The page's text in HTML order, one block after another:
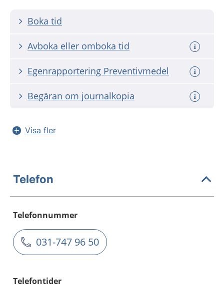
Boka tid
Avboka eller omboka tid
Egenrapportering Preventivmedel
Begäran om journalkopia
Visa fler
Telefon
Telefonnummer
031-747 96 50
Telefontider